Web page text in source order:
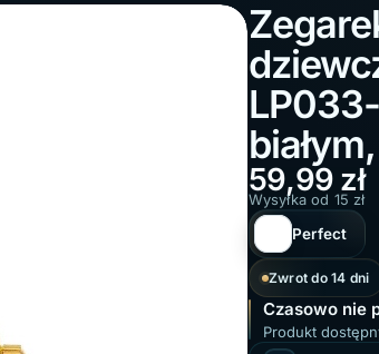
59,99 zł
Wysyłka od 15 zł
Perfect
Zwrot do 14 dni
Czasowo nie
Produkt